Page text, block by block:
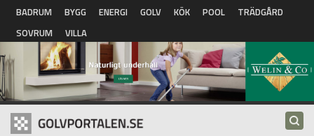
Hoppa till huvudinnehåll
BADRUM BYGG ENERGI GOLV KÖK POOL
TRÄDGÅRD
SOVRUM
VILLA